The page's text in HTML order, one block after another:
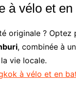
à vélo et
originale ? Optez
, combinée à
vie locale.
à vélo et en